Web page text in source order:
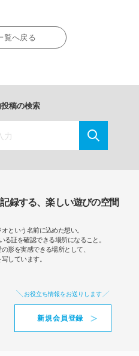
覧へ戻る
稿の検索
録する、楽しい遊びの空間
という名前に込めた想い。
証を確認できる場所になること。
形を実感できる場所として、
しています。
お役立ち情報をお送りします
新規会員登録